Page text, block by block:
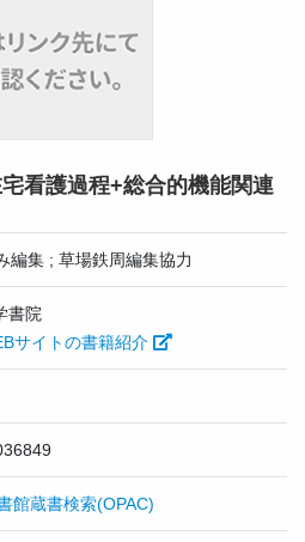
看護過程+総合的機能関連
編集 ; 草場鉄周編集協力
書院
サイトの書籍紹介
館蔵書検索(OPAC)